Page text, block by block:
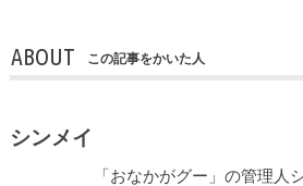
ABOUT この記事をかいた人
シンメイ
「おなかがグー」の管理人